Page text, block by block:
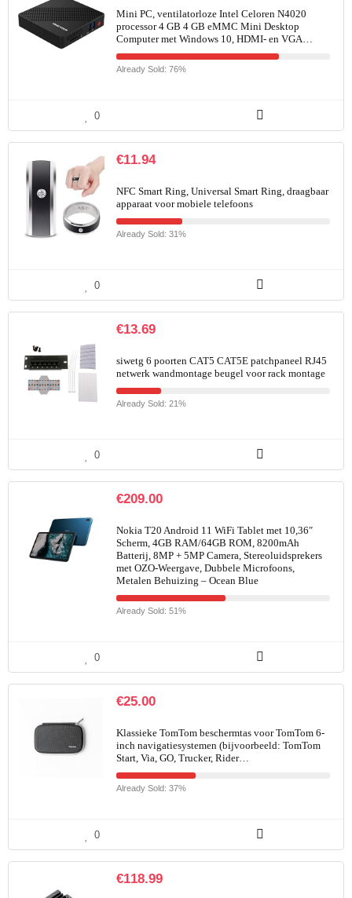
Mini PC, ventilatorloze Intel Celoren N4020
processor 4 GB 4 GB eMMC Mini Desktop
Computer met Windows 10, HDMI- en VGA…
Already Sold: 76%
0
€11.94
NFC Smart Ring, Universal Smart Ring, draagbaar
apparaat voor mobiele telefoons
Already Sold: 31%
0
€13.69
siwetg 6 poorten CAT5 CAT5E patchpaneel RJ45
netwerk wandmontage beugel voor rack montage
Already Sold: 21%
0
€209.00
Nokia T20 Android 11 WiFi Tablet met 10,36″
Scherm, 4GB RAM/64GB ROM, 8200mAh
Batterij, 8MP + 5MP Camera, Stereoluidsprekers
met OZO-Weergave, Dubbele Microfoons,
Metalen Behuizing – Ocean Blue
Already Sold: 51%
0
€25.00
Klassieke TomTom beschermtas voor TomTom 6-
inch navigatiesystemen (bijvoorbeeld: TomTom
Start, Via, GO, Trucker, Rider…
Already Sold: 37%
0
€118.99